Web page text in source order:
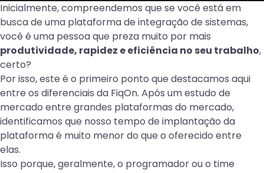
Inicialmente, compreendemos que se você está em
busca de uma plataforma de integração de sistemas,
você é uma pessoa que preza muito por mais
produtividade, rapidez e eficiência no seu trabalho,
certo?
Por isso, este é o primeiro ponto que destacamos aqui
entre os diferenciais da FiqOn. Após um estudo de
mercado entre grandes plataformas do mercado,
identificamos que nosso tempo de implantação da
plataforma é muito menor do que o oferecido entre
elas.
Isso porque, geralmente, o programador ou o time